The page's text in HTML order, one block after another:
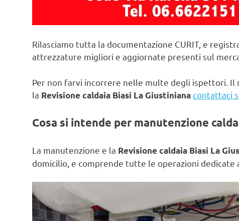
Rilasciamo tutta la documentazione CURIT, e
attrezzature migliori e aggiornate presenti sul
Per non farvi incorrere nelle multe degli ispettori.
la Revisione caldaia Biasi La Giustinianacontattaci
Cosa si intende per manutenzione
La manutenzione e la Revisione caldaia Biasi La
domicilio, e comprende tutte le operazioni dedicate